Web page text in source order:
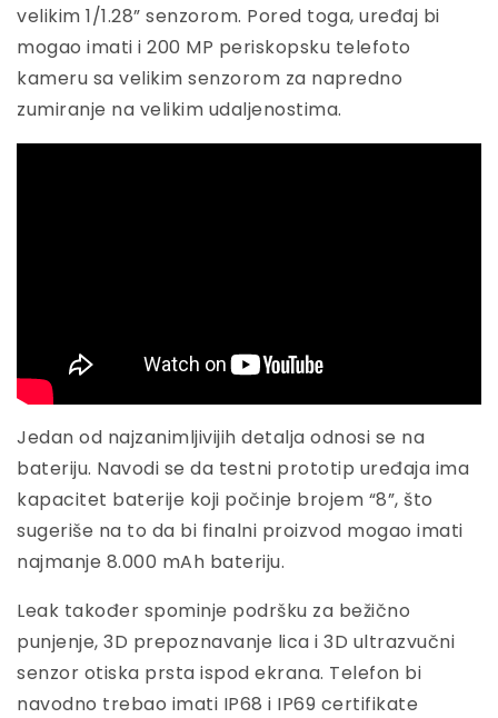
velikim 1/1.28” senzorom. Pored toga, uređaj bi
mogao imati i 200 MP periskopsku telefoto
kameru sa velikim senzorom za napredno
zumiranje na velikim udaljenostima.
Jedan od najzanimljivijih detalja odnosi se na
bateriju. Navodi se da testni prototip uređaja ima
kapacitet baterije koji počinje brojem “8”, što
sugeriše na to da bi finalni proizvod mogao imati
najmanje 8.000 mAh bateriju.
Leak također spominje podršku za bežično
punjenje, 3D prepoznavanje lica i 3D ultrazvučni
senzor otiska prsta ispod ekrana. Telefon bi
navodno trebao imati IP68 i IP69 certifikate